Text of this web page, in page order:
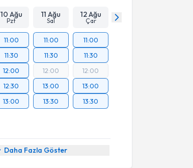
10 Ağu
Pzt
11 Ağu
Sal
12 Ağu
Çar
11:00
11:30
12:00
12:30
13:00
11:00
11:30
12:00
13:00
13:30
11:00
11:30
12:00
13:00
13:30
Daha Fazla Göster